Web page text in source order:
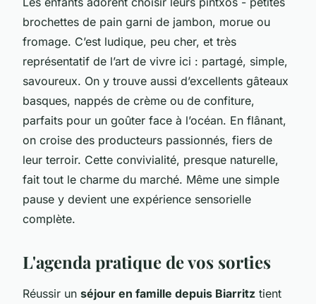
brochettes de pain garni de jambon, morue ou
fromage. C’est ludique, peu cher, et très
représentatif de l’art de vivre ici : partagé, simple,
savoureux. On y trouve aussi d’excellents gâteaux
basques, nappés de crème ou de confiture,
parfaits pour un goûter face à l’océan. En flânant,
on croise des producteurs passionnés, fiers de
leur terroir. Cette convivialité, presque naturelle,
fait tout le charme du marché. Même une simple
pause y devient une expérience sensorielle
complète.
L'agenda pratique de vos sorties
Réussir un séjour en famille depuis Biarritz tient